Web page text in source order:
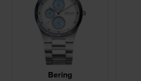
Bering